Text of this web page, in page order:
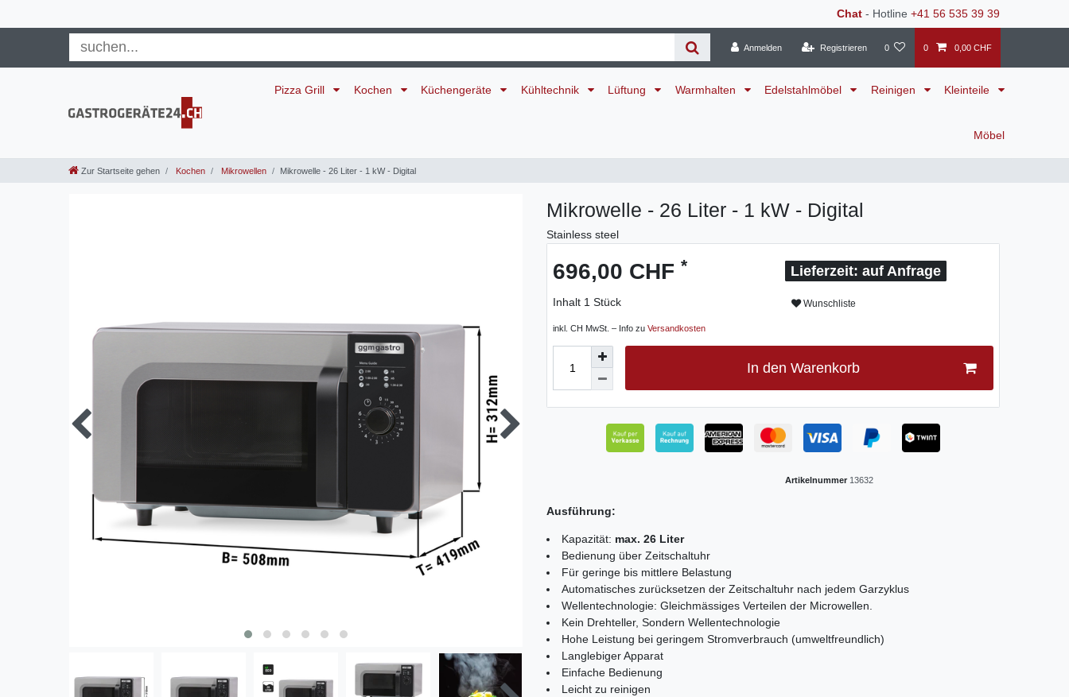
Chat - Hotline +41 56 535 39 39
Anmelden Registrieren 0 0 0,00 CHF
Pizza Grill Kochen Küchengeräte Kühltechnik Lüftung Warmhalten Edelstahlmöbel Reinigen Kleinteile
Möbel
Zur Startseite gehen Kochen Mikrowellen Mikrowelle - 26 Liter - 1 kW - Digital
Mikrowelle - 26 Liter - 1 kW - Digital
Stainless steel
696,00 CHF *
Inhalt 1 Stück
inkl. CH MwSt. – Info zu Versandkosten
auf Anfrage
Wunschliste
In den Warenkorb
Artikelnummer 13632
Ausführung:
Kapazität: max. 26 Liter
Bedienung über Zeitschaltuhr
Für geringe bis mittlere Belastung
Automatisches zurücksetzen der Zeitschaltuhr nach jedem Garzyklus
Wellentechnologie: Gleichmässiges Verteilen der Microwellen.
Kein Drehteller, Sondern Wellentechnologie
Hohe Leistung bei geringem Stromverbrauch (umweltfreundlich)
Langlebiger Apparat
Einfache Bedienung
Leicht zu reinigen